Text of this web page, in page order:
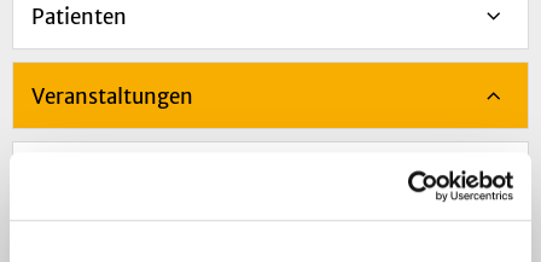
Patienten
Veranstaltungen
Centrum für Integrierte Onkolgie (CIO)